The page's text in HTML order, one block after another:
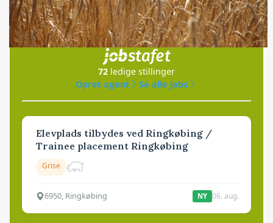
Jobs
i samarbejde med
72 ledige stillinger
Opret agent
Se alle jobs
Elevplads tilbydes ved Ringkøbing /
Trainee placement Ringkøbing
Grise
6950, Ringkøbing NY 06. aug.